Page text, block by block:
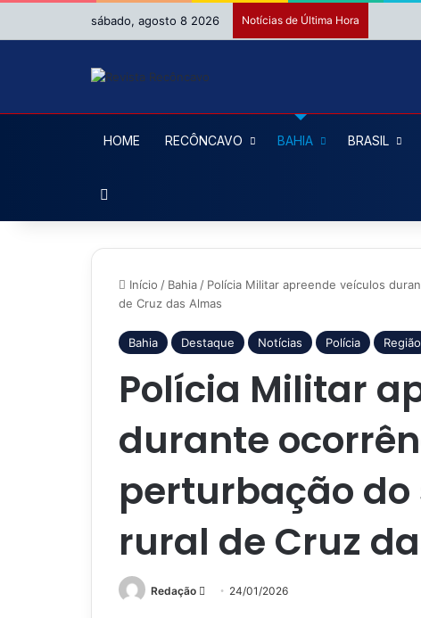
sábado, agosto 8 2026 Notícias de Última Hora
HOME RECÔNCAVO BAHIA BRASIL
Início / Bahia / Polícia Militar apreende veículos
de Cruz das Almas
Bahia Destaque Notícias Polícia Região
Polícia Militar
durante
perturbação do
rural de Cruz
Redação
Mande24/01/2026